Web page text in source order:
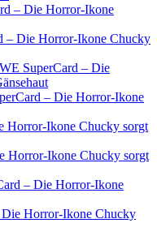
– Die Horror-Ikone
– Die Horror-Ikone Chucky
SuperCard – Die
– Die Horror-Ikone
Horror-Ikone Chucky sorgt
Horror-Ikone Chucky sorgt
– Die Horror-Ikone
Horror-Ikone Chucky